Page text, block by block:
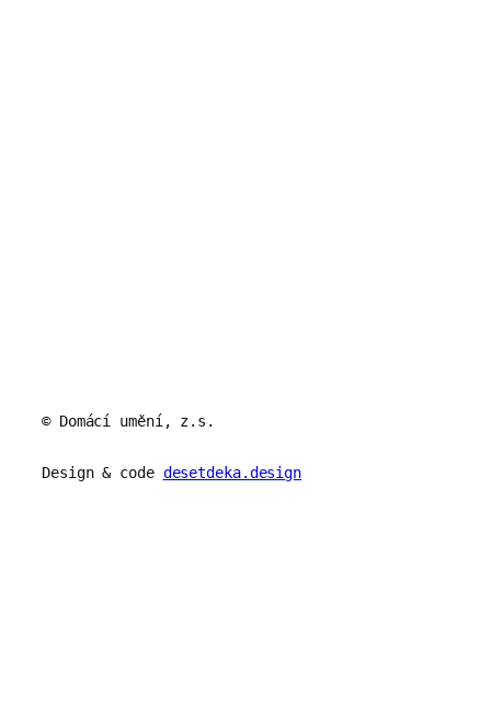
© Domácí umění, z.s.
Design & code desetdeka.design